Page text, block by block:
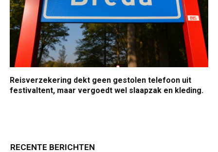
Reisverzekering dekt geen gestolen telefoon uit
festivaltent, maar vergoedt wel slaapzak en kleding.
RECENTE BERICHTEN